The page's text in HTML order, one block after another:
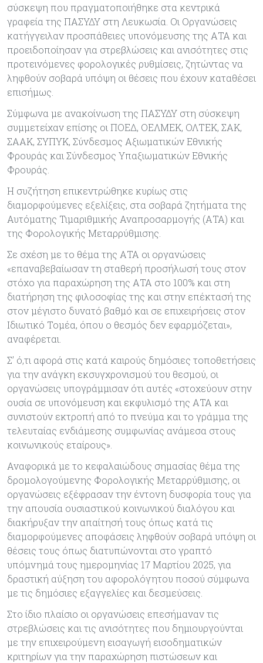
σύσκεψη που πραγματοποιήθηκε στα κεντρικά
γραφεία της ΠΑΣΥΔΥ στη Λευκωσία. Οι Οργανώσεις
κατήγγειλαν προσπάθειες υπονόμευσης της ΑΤΑ και
προειδοποίησαν για στρεβλώσεις και ανισότητες στις
προτεινόμενες φορολογικές ρυθμίσεις, ζητώντας να
ληφθούν σοβαρά υπόψη οι θέσεις που έχουν καταθέσει
επισήμως.
Σύμφωνα με ανακοίνωση της ΠΑΣΥΔΥ στη σύσκεψη
συμμετείχαν επίσης οι ΠΟΕΔ, ΟΕΛΜΕΚ, ΟΛΤΕΚ, ΣΑΚ,
ΣΑΑΚ, ΣΥΠΥΚ, Σύνδεσμος Αξιωματικών Εθνικής
Φρουράς και Σύνδεσμος Υπαξιωματικών Εθνικής
Φρουράς.
Η συζήτηση επικεντρώθηκε κυρίως στις
διαμορφούμενες εξελίξεις, στα σοβαρά ζητήματα της
Αυτόματης Τιμαριθμικής Αναπροσαρμογής (ΑΤΑ) και
της Φορολογικής Μεταρρύθμισης.
Σε σχέση με το θέμα της ΑΤΑ οι οργανώσεις
«επαναβεβαίωσαν τη σταθερή προσήλωσή τους στον
στόχο για παραχώρηση της ΑΤΑ στο 100% και στη
διατήρηση της φιλοσοφίας της και στην επέκτασή της
στον μέγιστο δυνατό βαθμό και σε επιχειρήσεις στον
Ιδιωτικό Τομέα, όπου ο θεσμός δεν εφαρμόζεται»,
αναφέρεται.
Σ’ ό,τι αφορά στις κατά καιρούς δημόσιες τοποθετήσεις
για την ανάγκη εκσυγχρονισμού του θεσμού, οι
οργανώσεις υπογράμμισαν ότι αυτές «στοχεύουν στην
ουσία σε υπονόμευση και εκφυλισμό της ΑΤΑ και
συνιστούν εκτροπή από το πνεύμα και το γράμμα της
τελευταίας ενδιάμεσης συμφωνίας ανάμεσα στους
κοινωνικούς εταίρους».
Αναφορικά με το κεφαλαιώδους σημασίας θέμα της
δρομολογούμενης Φορολογικής Μεταρρύθμισης, οι
οργανώσεις εξέφρασαν την έντονη δυσφορία τους για
την απουσία ουσιαστικού κοινωνικού διαλόγου και
διακήρυξαν την απαίτησή τους όπως κατά τις
διαμορφούμενες αποφάσεις ληφθούν σοβαρά υπόψη οι
θέσεις τους όπως διατυπώνονται στο γραπτό
υπόμνημά τους ημερομηνίας 17 Μαρτίου 2025, για
δραστική αύξηση του αφορολόγητου ποσού σύμφωνα
με τις δημόσιες εξαγγελίες και δεσμεύσεις.
Στο ίδιο πλαίσιο οι οργανώσεις επεσήμαναν τις
στρεβλώσεις και τις ανισότητες που δημιουργούνται
με την επιχειρούμενη εισαγωγή εισοδηματικών
κριτηρίων για την παραχώρηση πιστώσεων και